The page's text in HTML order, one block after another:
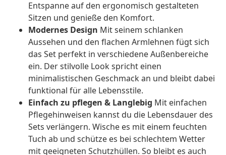
Entspanne auf den ergonomisch gestalteten
Sitzen und genieße den Komfort.
Modernes Design Mit seinem schlanken
Aussehen und den flachen Armlehnen fügt sich
das Set perfekt in verschiedene Außenbereiche
ein. Der stilvolle Look spricht einen
minimalistischen Geschmack an und bleibt dabei
funktional für alle Lebensstile.
Einfach zu pflegen & Langlebig Mit einfachen
Pflegehinweisen kannst du die Lebensdauer des
Sets verlängern. Wische es mit einem feuchten
Tuch ab und schütze es bei schlechtem Wetter
mit geeigneten Schutzhüllen. So bleibt es auch